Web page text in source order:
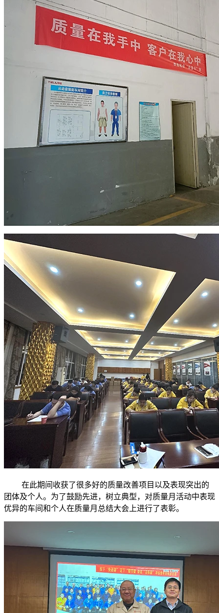
在此期间收获了很多好的质量改善项目以及表现突出的
团体及个人。为了鼓励先进，树立典型，对质量月活动中表现
优异的车间和个人在质量月总结大会上进行了表彰。